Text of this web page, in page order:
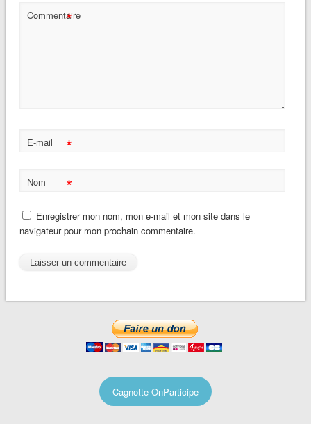
Commentaire
*
E-mail *
Nom *
Enregistrer mon nom, mon e-mail et mon site dans le
navigateur pour mon prochain commentaire.
Cagnotte OnParticipe